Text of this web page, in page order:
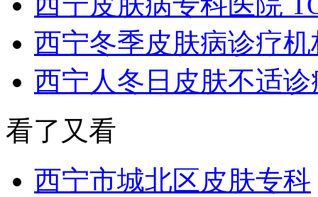
西宁冬季皮肤病诊疗
西宁人冬日皮肤不适
看了又看
西宁市城北区皮肤专科